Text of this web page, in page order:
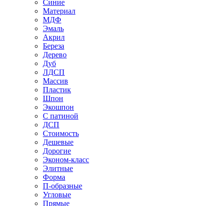
Синие
Материал
МДФ
Эмаль
Акрил
Береза
Дерево
Дуб
ЛДСП
Массив
Пластик
Шпон
Экошпон
С патиной
ДСП
Стоимость
Дешевые
Дорогие
Эконом-класс
Элитные
Форма
П-образные
Угловые
Прямые